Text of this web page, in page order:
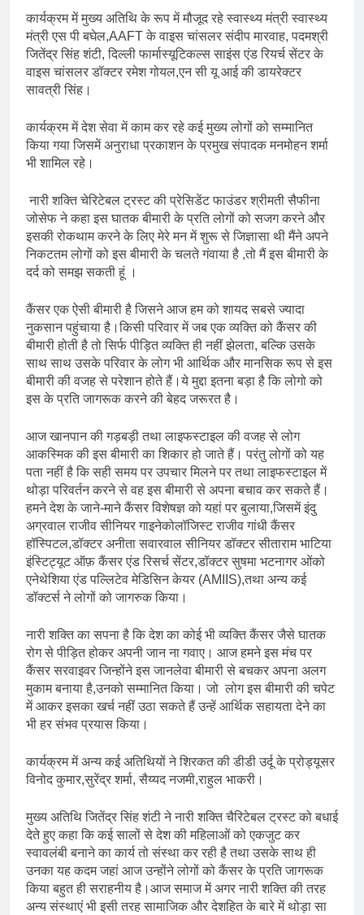
कार्यक्रम में मुख्य अतिथि के रूप में मौजूद रहे स्वास्थ्य मंत्री स्वास्थ्य
मंत्री एस पी बघेल,AAFT के वाइस चांसलर संदीप मारवाह, पदमश्री
जितेंद्र सिंह शंटी, दिल्ली फार्मास्यूटिकल्स साइंस एंड रियर्च सेंटर के
वाइस चांसलर डॉक्टर रमेश गोयल,एन सी यू आई की डायरेक्टर
सावत्री सिंह।
कार्यक्रम में देश सेवा में काम कर रहे कई मुख्य लोगों को सम्मानित
किया गया जिसमें अनुराधा प्रकाशन के प्रमुख संपादक मनमोहन शर्मा
भी शामिल रहे।
नारी शक्ति चेरिटेबल ट्रस्ट की प्रेसिडेंट फाउंडर श्रीमती सैफीना
जोसेफ ने कहा इस घातक बीमारी के प्रति लोगों को सजग करने और
इसकी रोकथाम करने के लिए मेरे मन में शुरू से जिज्ञासा थी मैंने अपने
निकटतम लोगों को इस बीमारी के चलते गंवाया है ,तो मैं इस बीमारी के
दर्द को समझ सकती हूं ।
कैंसर एक ऐसी बीमारी है जिसने आज हम को शायद सबसे ज्यादा
नुकसान पहुंचाया है।किसी परिवार में जब एक व्यक्ति को कैंसर की
बीमारी होती है तो सिर्फ पीड़ित व्यक्ति ही नहीं झेलता, बल्कि उसके
साथ साथ उसके परिवार के लोग भी आर्थिक और मानसिक रूप से इस
बीमारी की वजह से परेशान होते हैं।ये मुद्दा इतना बड़ा है कि लोगो को
इस के प्रति जागरूक करने की बेहद जरूरत है।
आज खानपान की गड़बड़ी तथा लाइफस्टाइल की वजह से लोग
आकस्मिक की इस बीमारी का शिकार हो जाते हैं। परंतु लोगों को यह
पता नहीं है कि सही समय पर उपचार मिलने पर तथा लाइफस्टाइल में
थोड़ा परिवर्तन करने से वह इस बीमारी से अपना बचाव कर सकते हैं।
हमने देश के जाने-माने कैंसर विशेषज्ञ को यहां पर बुलाया,जिसमें इंदु
अग्रवाल राजीव सीनियर गाइनेकोलॉजिस्ट राजीव गांधी कैंसर
हॉस्पिटल,डॉक्टर अनीता सवारवाल सीनियर डॉक्टर सीताराम भाटिया
इंस्टिट्यूट ऑफ़ कैंसर एंड रिसर्च सेंटर,डॉक्टर सुषमा भटनागर ओंको
एनेथेशिया एंड पल्लिटेव मेडिसिन केयर (AMIIS),तथा अन्य कई
डॉक्टर्स ने लोगों को जागरुक किया।
नारी शक्ति का सपना है कि देश का कोई भी व्यक्ति कैंसर जैसे घातक
रोग से पीड़ित होकर अपनी जान ना गवाए। आज हमने इस मंच पर
कैंसर सरवाइवर जिन्होंने इस जानलेवा बीमारी से बचकर अपना अलग
मुकाम बनाया है,उनको सम्मानित किया। जो लोग इस बीमारी की चपेट
में आकर इसका खर्च नहीं उठा सकते हैं उन्हें आर्थिक सहायता देने का
भी हर संभव प्रयास किया।
कार्यक्रम में अन्य कई अतिथियों ने शिरकत की डीडी उर्दू के प्रोड्यूसर
विनोद कुमार,सुरेंद्र शर्मा, सैय्यद नजमी,राहुल भाकरी।
मुख्य अतिथि जितेंद्र सिंह शंटी ने नारी शक्ति चैरिटेबल ट्रस्ट को बधाई
देते हुए कहा कि कई सालों से देश की महिलाओं को एकजुट कर
स्वावलंबी बनाने का कार्य तो संस्था कर रही है तथा उसके साथ ही
उनका यह कदम जहां आज उन्होंने लोगों को कैंसर के प्रति जागरूक
किया बहुत ही सराहनीय है।आज समाज में अगर नारी शक्ति की तरह
अन्य संस्थाएं भी इसी तरह सामाजिक और देशहित के बारे में थोड़ा सा